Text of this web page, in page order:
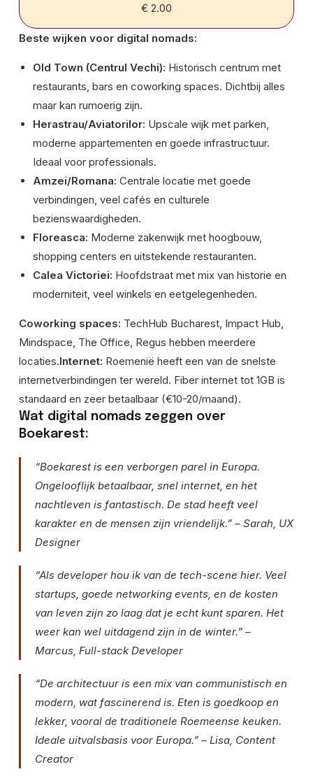
€ 2.00
Beste wijken voor digital nomads:
Old Town (Centrul Vechi): Historisch centrum met
restaurants, bars en coworking spaces. Dichtbij alles
maar kan rumoerig zijn.
Herastrau/Aviatorilor: Upscale wijk met parken,
moderne appartementen en goede infrastructuur.
Ideaal voor professionals.
Amzei/Romana: Centrale locatie met goede
verbindingen, veel cafés en culturele
bezienswaardigheden.
Floreasca: Moderne zakenwijk met hoogbouw,
shopping centers en uitstekende restauranten.
Calea Victoriei: Hoofdstraat met mix van historie en
moderniteit, veel winkels en eetgelegenheden.
Coworking spaces: TechHub Bucharest, Impact Hub,
Mindspace, The Office, Regus hebben meerdere
locaties.Internet: Roemenië heeft een van de snelste
internetverbindingen ter wereld. Fiber internet tot 1GB is
standaard en zeer betaalbaar (€10-20/maand).
Wat digital nomads zeggen over
Boekarest:
“Boekarest is een verborgen parel in Europa.
Ongelooflijk betaalbaar, snel internet, en het
nachtleven is fantastisch. De stad heeft veel
karakter en de mensen zijn vriendelijk.” – Sarah, UX
Designer
“Als developer hou ik van de tech-scene hier. Veel
startups, goede networking events, en de kosten
van leven zijn zo laag dat je echt kunt sparen. Het
weer kan wel uitdagend zijn in de winter.” –
Marcus, Full-stack Developer
“De architectuur is een mix van communistisch en
modern, wat fascinerend is. Eten is goedkoop en
lekker, vooral de traditionele Roemeense keuken.
Ideale uitvalsbasis voor Europa.” – Lisa, Content
Creator